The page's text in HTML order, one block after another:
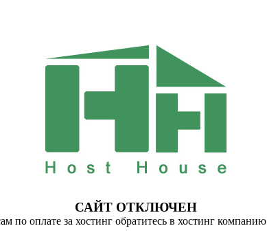
САЙТ ОТКЛЮЧЕН
по оплате за хостинг обратитесь в хостинг компанию